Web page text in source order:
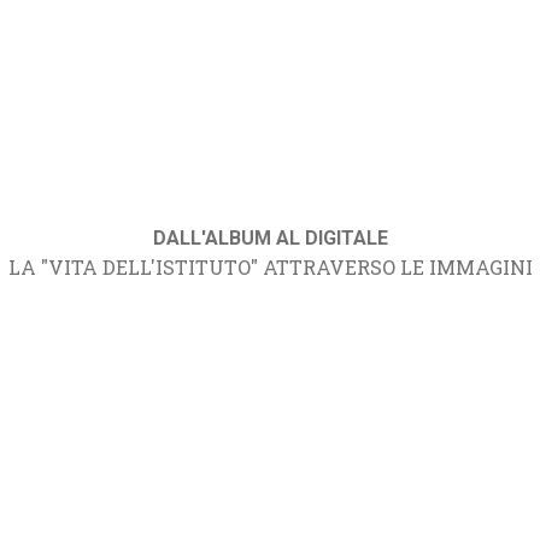
DALL'ALBUM AL DIGITALE
LA "VITA DELL'ISTITUTO" ATTRAVERSO LE IMMAGINI